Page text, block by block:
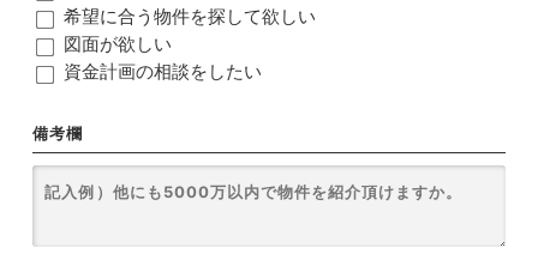
希望に合う物件を探して欲しい
図面が欲しい
資金計画の相談をしたい
備考欄